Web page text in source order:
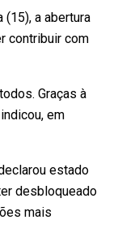
(15), a abertura
contribuir com
Graças à
em
estado
desbloqueado
mais